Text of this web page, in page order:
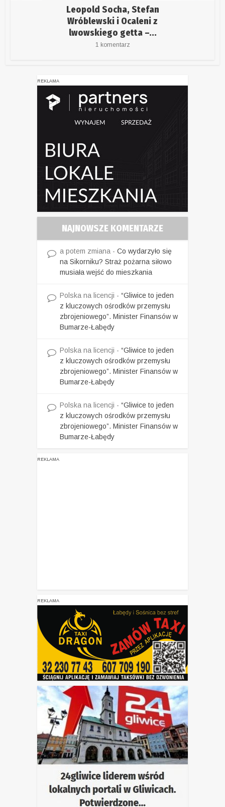
Leopold Socha, Stefan
Wróblewski i Ocaleni z
lwowskiego getta –...
1 komentarz
REKLAMA
NAJNOWSZE KOMENTARZE
a potem zmiana - Co wydarzyło się
na Sikorniku? Straż pożarna siłowo
musiała wejść do mieszkania
Polska na licencji - “Gliwice to jeden
z kluczowych ośrodków przemysłu
zbrojeniowego”. Minister Finansów w
Bumarze-Łabędy
Polska na licencji - “Gliwice to jeden
z kluczowych ośrodków przemysłu
zbrojeniowego”. Minister Finansów w
Bumarze-Łabędy
Polska na licencji - “Gliwice to jeden
z kluczowych ośrodków przemysłu
zbrojeniowego”. Minister Finansów w
Bumarze-Łabędy
REKLAMA
REKLAMA